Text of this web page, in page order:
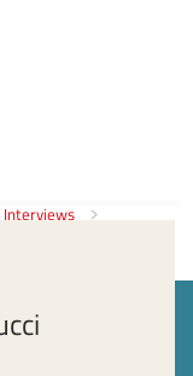
Interviews